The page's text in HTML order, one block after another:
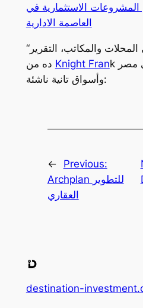
الاستثمارية في
العاصمة الادارية
“للي مهتم بالاستثمار في المحلات والمكاتب، التقرير
Knight Frank بيشرح حركة السوق في مصر
وأسواق تانية ناشئة:
←
Previous:
Archplan للتطوير
العقاري
destination-